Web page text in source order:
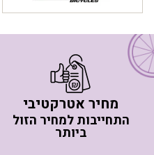
מחיר אטרקטיבי
התחייבות למחיר הזול
ביותר